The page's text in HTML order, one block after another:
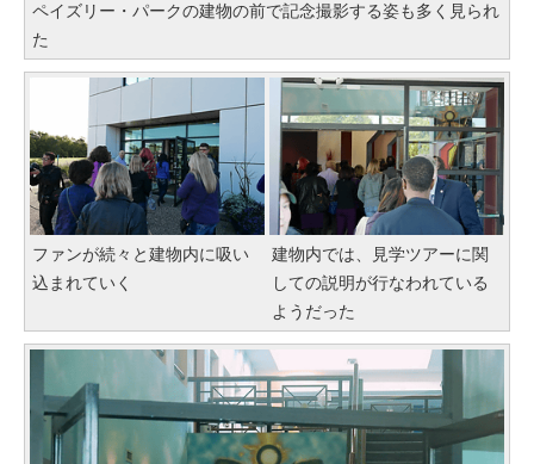
ペイズリー・パークの建物の前で記念撮影する姿も多く見られ
た
ファンが続々と建物内に吸い
込まれていく
建物内では、見学ツアーに関
しての説明が行なわれている
ようだった